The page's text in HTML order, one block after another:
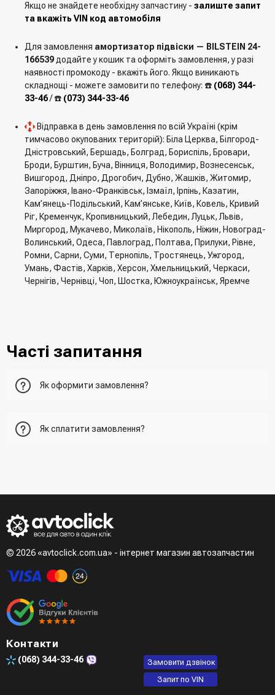
Якщо не знайдете необхідну запчастину - залиште запит
та вкажіть VIN код автомобіля
Для замовлення амортизатор підвіски — BILSTEIN 24-
166539 додайте у кошик та оформіть замовлення, у разі
наявності промокоду - вкажіть його. Якщо виникають
складнощі - можете замовити по телефону: ☎️ (068) 344-
33-46/ ☎️ (073) 344-33-46
Відправка в день замовлення по всій Україні (крім
тимчасово окупованих територій): Біла Церква, Білгород-
Дністровський, Бершадь, Болград, Бориспіль, Бровари,
Броди, Бурштин, Буча, Вінниця, Володимир, Вознесенськ,
Вишгород, Дніпро, Дрогобич, Дубно, Жашків, Житомир,
Запоріжжя, Івано-Франківськ, Ізмаїл, Ірпінь, Казатин,
Кам’янець-Подільський, Кам’янське, Київ, Ковель, Кривий
Ріг, Кременчук, Кропивницький, Лебедин, Луцьк, Львів,
Миргород, Мукачево, Миколаїв, Нікополь, Ніжин, Новоград-
Волинський, Одеса, Павлоград, Полтава, Прилуки, Рівне,
Ромни, Сарни, Суми, Тернопіль, Тростянець, Ужгород,
Умань, Фастів, Харків, Херсон, Хмельницький, Черкаси,
Чернігів, Чернівці, Чоп, Шостка, Южноукраїнськ, Яремче
Часті запитання
Як оформити замовлення?
нього та вказати всю необхідну інформацію про
зателефонує менеджер для підтвердження та уточнення
Третій варіант - зробити замовлення в телефонному
Четвертий варіант - замовити через доступні месенджери
(viber, telegram)
Як сплатити замовлення?
© 2026 «avtoclick.com.ua» - інтернет магазин автозапчастин
Контакти
(068) 344-33-46
Замовити дзвінок
Запит по VIN